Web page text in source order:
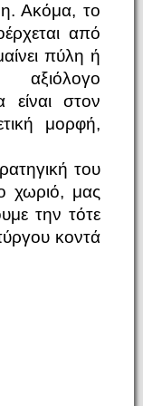
Ακόμα, το
από
πύλη ή
είναι στον
μορφή,
του
χωριό, μας
την τότε
κοντά